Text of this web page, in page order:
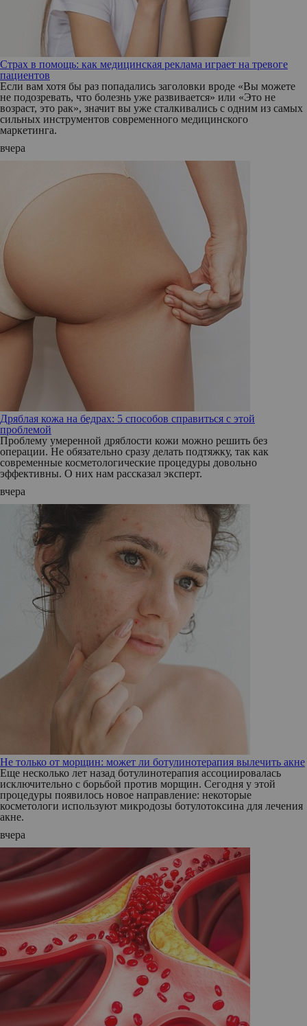
Страх в помощь: как медицинская реклама играет на тревоге
пациентов
Если вам хотя бы раз попадались заголовки вроде «Вы можете
не подозревать, что болезнь уже развивается» или «Это не
возраст, это рак», значит вы уже сталкивались с одним из самых
сильных инструментов современного медицинского
маркетинга.
вчера
Дряблая кожа на бедрах: 5 способов справиться с этой
проблемой
Проблему умеренной дряблости кожи можно решить без
операции. Не обязательно сразу делать подтяжку, так как
современные косметологические процедуры довольно
эффективны. О них нам рассказал эксперт.
вчера
Не только от морщин: может ли ботулинотерапия вылечить акне
Еще несколько лет назад ботулинотерапия ассоциировалась
исключительно с борьбой против морщин. Сегодня у этой
процедуры появилось новое направление: некоторые
косметологи используют микродозы ботулотоксина для лечения
акне.
вчера